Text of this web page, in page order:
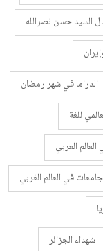
السيد حسن نصرالله
الدراما في شهر رمضان
للغة
العربي
في العالم الغربي
شهداء الجزائر